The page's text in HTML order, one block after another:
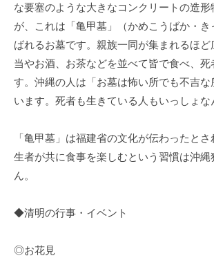
な要塞のような大きなコンクリートの造形
が、これは「亀甲墓」（かめこうばか・
ばれるお墓です。親族一同が集まれるほ
当やお酒、お茶などを並べて皆で食べ、
す。沖縄の人は「お墓は怖い所でも不吉
います。死者も生きている人もいっしょな
「亀甲墓」は福建省の文化が伝わったと
生者が共に食事を楽しむという習慣は沖
ん。
◆清明の行事・イベント
◎お花見